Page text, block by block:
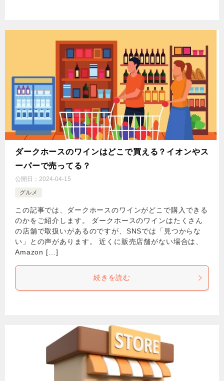
ダークホースのワインはどこで買える？イオンやス
ーパーで売ってる？
公開日： 2024-04-15
グルメ
この記事では、ダークホースのワインがどこで購入できる
のかをご紹介します。 ダークホースのワインはたくさん
の店舗で取扱いがあるのですが、SNSでは「見つからな
い」との声があります。 近くに販売店舗がない場合は、
Amazon […]
続きを読む